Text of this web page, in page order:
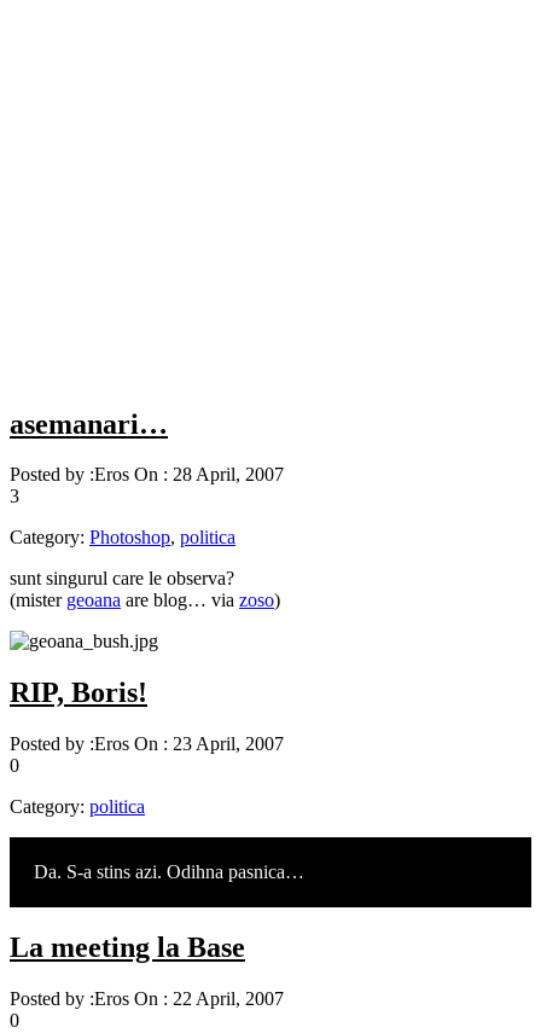
asemanari…
Posted by :Eros On : 28 April, 2007
3
Category: Photoshop, politica
sunt singurul care le observa?
(mister geoana are blog… via zoso)
RIP, Boris!
Posted by :Eros On : 23 April, 2007
0
Category: politica
Da. S-a stins azi. Odihna pasnica…
La meeting la Base
Posted by :Eros On : 22 April, 2007
0